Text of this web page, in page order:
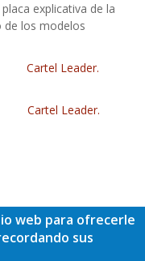
explicativa de la
de los modelos
Cartel Leader.
Cartel Leader.
web para ofrecerle
sus